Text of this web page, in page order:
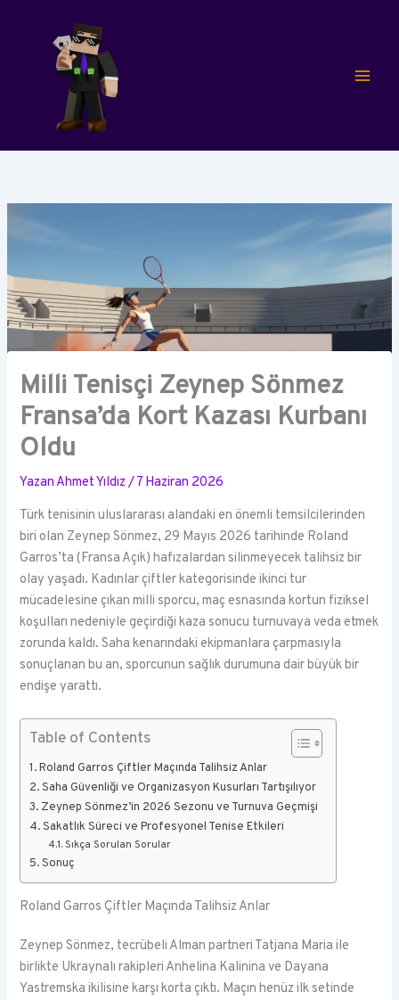
Milli Tenisçi Zeynep Sönmez
Fransa’da Kort Kazası Kurbanı
Oldu
YazanAhmet Yıldız/7 Haziran 2026
Türk tenisinin uluslararası alandaki en önemli temsilcilerinden
biri olan Zeynep Sönmez, 29 Mayıs 2026 tarihinde Roland
Garros’ta (Fransa Açık) hafızalardan silinmeyecek talihsiz bir
olay yaşadı. Kadınlar çiftler kategorisinde ikinci tur
mücadelesine çıkan milli sporcu, maç esnasında kortun fiziksel
koşulları nedeniyle geçirdiği kaza sonucu turnuvaya veda etmek
zorunda kaldı. Saha kenarındaki ekipmanlara çarpmasıyla
sonuçlanan bu an, sporcunun sağlık durumuna dair büyük bir
endişe yarattı.
Table of Contents
Roland Garros Çiftler Maçında Talihsiz Anlar
Saha Güvenliği ve Organizasyon Kusurları Tartışılıyor
Zeynep Sönmez’in 2026 Sezonu ve Turnuva Geçmişi
Sakatlık Süreci ve Profesyonel Tenise Etkileri
Sıkça Sorulan Sorular
Sonuç
Roland Garros Çiftler Maçında Talihsiz Anlar
Zeynep Sönmez, tecrübeli Alman partneri Tatjana Maria ile
birlikte Ukraynalı rakipleri Anhelina Kalinina ve Dayana
Yastremska ikilisine karşı korta çıktı. Maçın henüz ilk setinde